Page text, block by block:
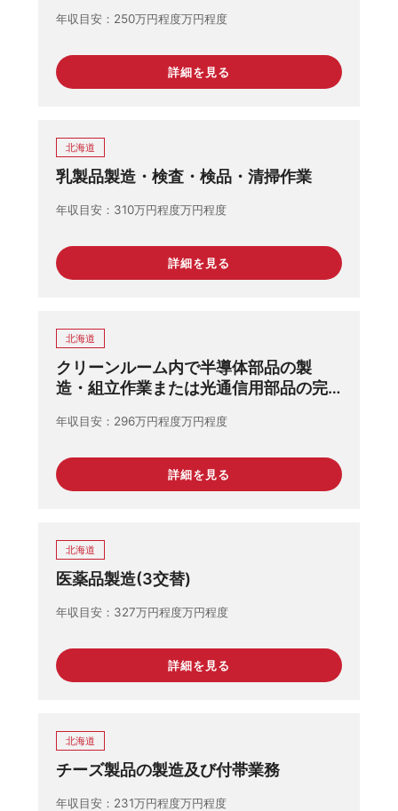
年収目安 250万円程度万円程度
詳細を見る
北海道
乳製品製造・検査・検品・清掃作業
年収目安 310万円程度万円程度
詳細を見る
北海道
クリーンルーム内で半導体部品の製
造・組立作業または光通信用部品の完
年収目安 296万円程度万円程度
詳細を見る
北海道
医薬品製造(3交替)
年収目安 327万円程度万円程度
詳細を見る
北海道
チーズ製品の製造及び付帯業務
年収目安 231万円程度万円程度